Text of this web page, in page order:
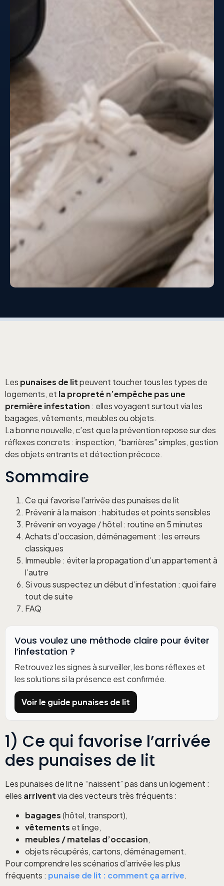
Les punaises de litpeuvent toucher tous les types de
logements, et la propreté n’empêche pas une
première infestation : elles voyagent surtout via les
bagages, vêtements, meubles ou objets.
La bonne nouvelle, c’est que la prévention repose sur des
réflexes concrets : inspection, “barrières” simples, gestion
des objets entrants et détection précoce.
Sommaire
Ce qui favorise l’arrivée des punaises de lit
Prévenir à la maison : habitudes et points sensibles
Prévenir en voyage / hôtel : routine en 5 minutes
Achats d’occasion, déménagement : les erreurs
classiques
Immeuble : éviter la propagation d’un appartement à
l’autre
Si vous suspectez un début d’infestation : quoi faire
tout de suite
FAQ
Vous voulez une méthode claire pour éviter
l’infestation ?
Retrouvez les signes à surveiller, les bons réflexes et
les solutions si la présence est confirmée.
Voir le guide punaises de lit
1) Ce qui favorise l’arrivée
des punaises de lit
Les punaises de lit ne “naissent” pas dans un logement :
elles arriventvia des vecteurs très fréquents :
bagages(hôtel, transport),
vêtements et linge,
meubles / matelas d’occasion,
objets récupérés, cartons, déménagement.
Pour comprendre les scénarios d’arrivée les plus
fréquents : punaise de lit : comment ça arrive.